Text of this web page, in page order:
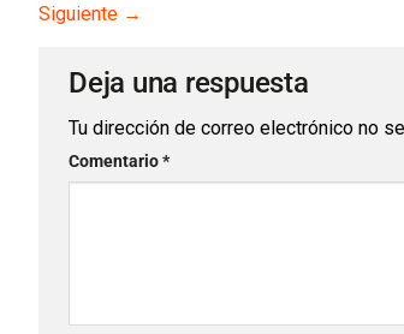
Siguiente →
Deja una respuesta
Tu dirección de correo electrónico no
Comentario*